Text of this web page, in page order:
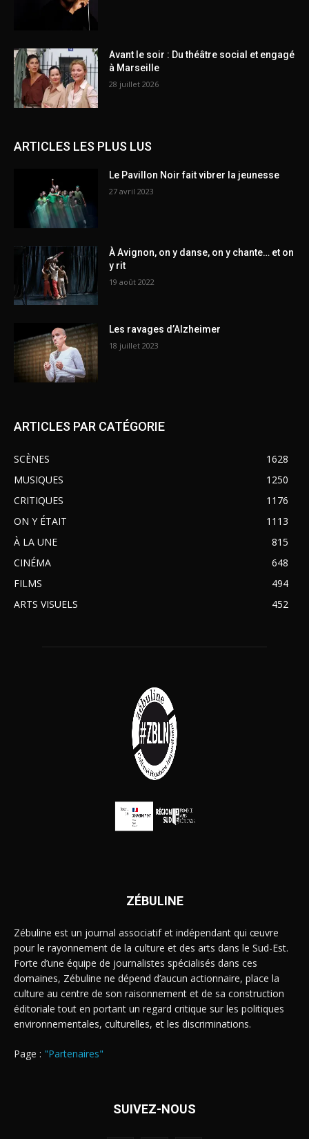
Avant le soir : Du théâtre social et engagé
à Marseille
28 juillet 2026
ARTICLES LES PLUS LUS
Le Pavillon Noir fait vibrer la jeunesse
27 avril 2023
À Avignon, on y danse, on y chante… et on
y rit
19 août 2022
Les ravages d’Alzheimer
18 juillet 2023
ARTICLES PAR CATÉGORIE
SCÈNES
1628
MUSIQUES
1250
CRITIQUES
1176
ON Y ÉTAIT
1113
À LA UNE
815
CINÉMA
648
FILMS
494
ARTS VISUELS
452
ZÉBULINE
Zébuline est un journal associatif et indépendant qui œuvre
pour le rayonnement de la culture et des arts dans le Sud-Est.
Forte d’une équipe de journalistes spécialisés dans ces
domaines, Zébuline ne dépend d’aucun actionnaire, place la
culture au centre de son raisonnement et de sa construction
éditoriale tout en portant un regard critique sur les politiques
environnementales, culturelles, et les discriminations.
Page : "Partenaires"
SUIVEZ-NOUS